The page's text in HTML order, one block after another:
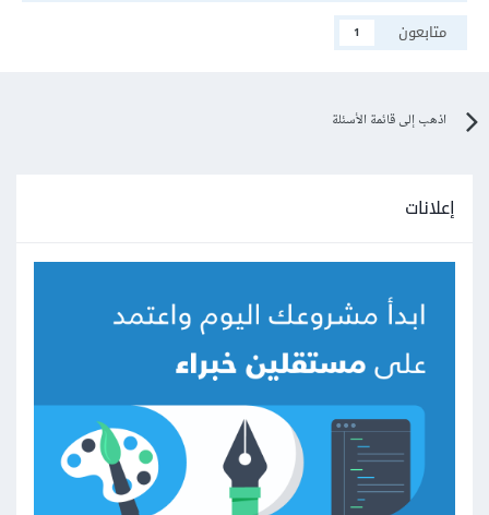
متابعون
1
اذهب إلى قائمة الأسئلة
إعلانات